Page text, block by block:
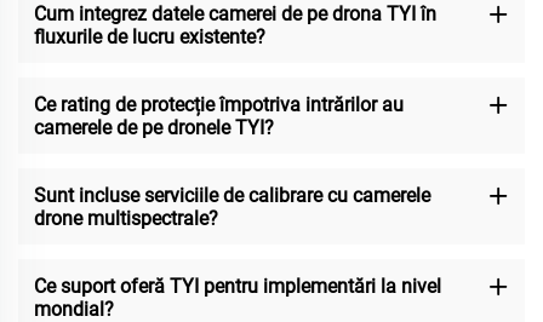
Cum integrez datele camerei de pe drona TYI în
fluxurile de lucru existente?
Ce rating de protecție împotriva intrărilor au
camerele de pe dronele TYI?
Sunt incluse serviciile de calibrare cu camerele
drone multispectrale?
Ce suport oferă TYI pentru implementări la nivel
mondial?